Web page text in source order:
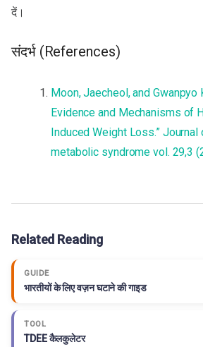
दें।
संदर्भ (References)
Moon, Jaecheol, and Gwanpyo
Evidence and Mechanisms of
Induced Weight Loss.”
metabolic syndrome vol. 29,3
Related Reading
GUIDE
भारतीयों के लिए वज़न घटाने की गाइड
TOOL
TDEE कैलकुलेटर